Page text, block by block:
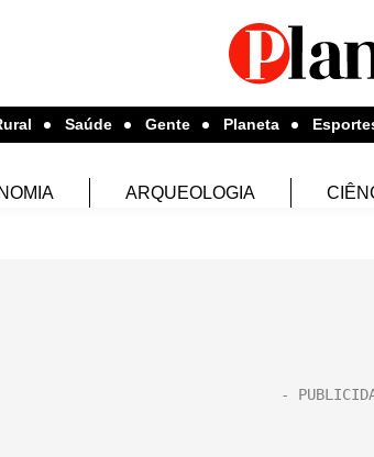
Saúde Gente Planeta
ARQUEOLOGIA